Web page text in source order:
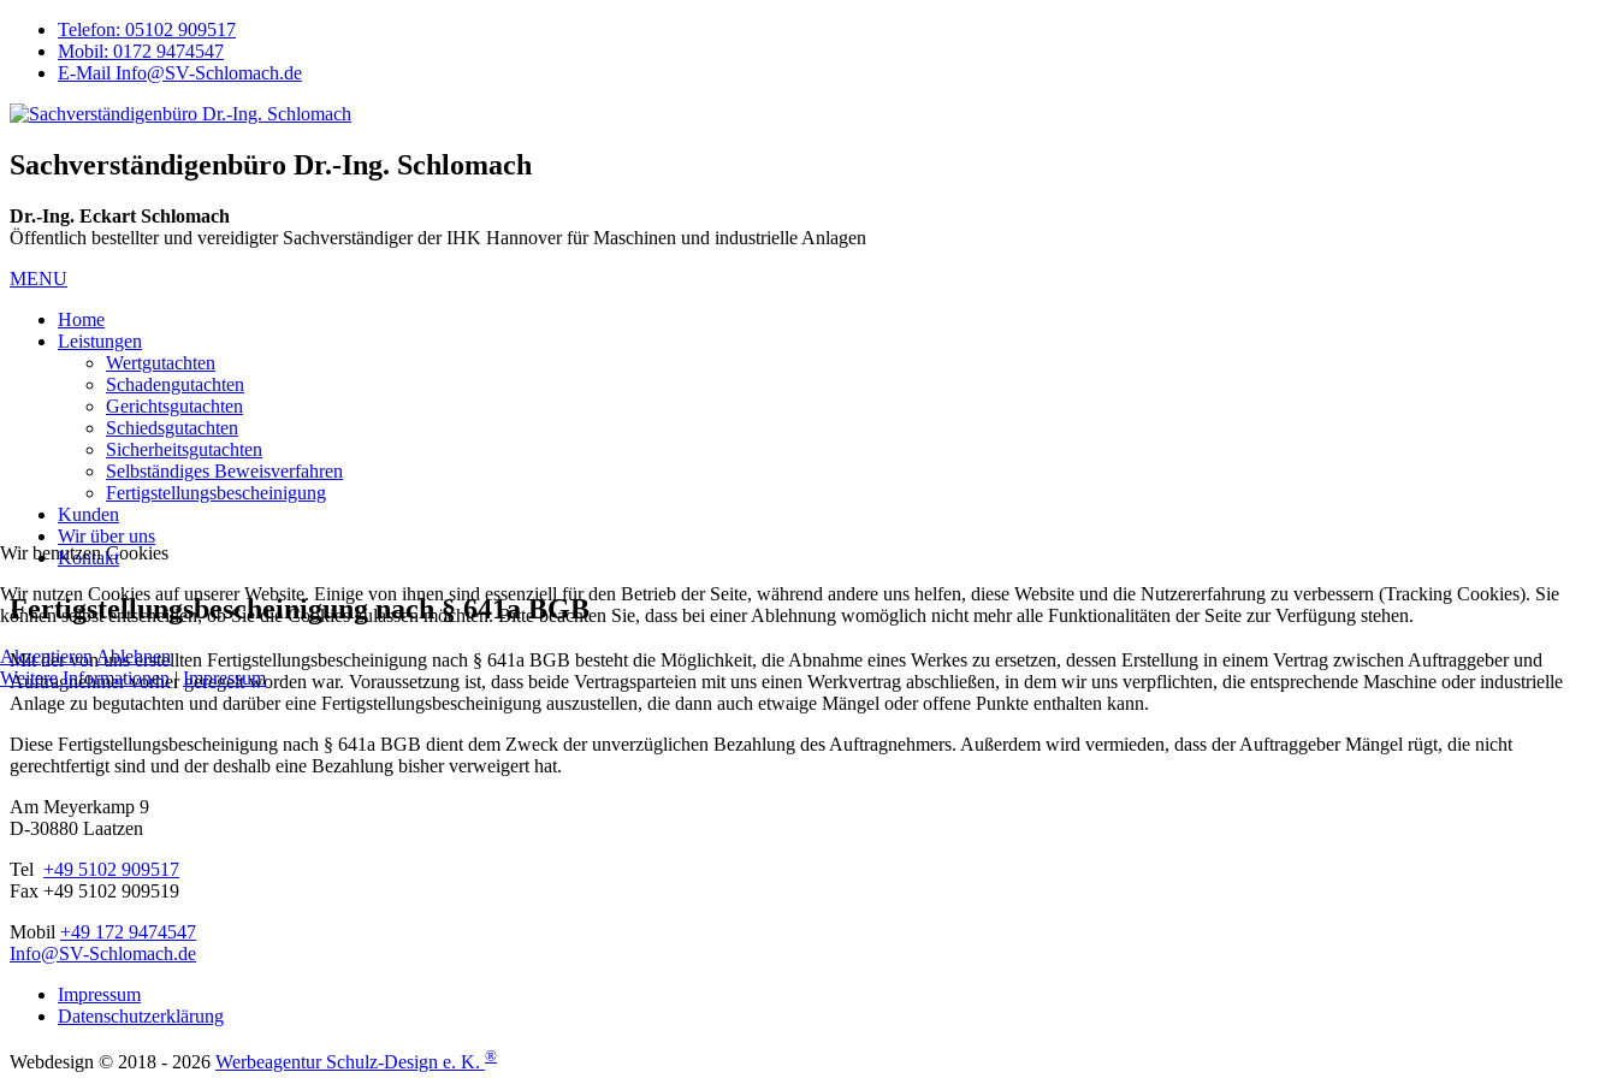
Telefon: 05102 909517
Mobil: 0172 9474547
E-Mail Info@SV-Schlomach.de
Sachverständigenbüro Dr.-Ing. Schlomach
Dr.-Ing. Eckart Schlomach
Öffentlich bestellter und vereidigter Sachverständiger der IHK Hannover für Maschinen und industrielle Anlagen
MENU
Home
Leistungen
Wertgutachten
Schadengutachten
Gerichtsgutachten
Schiedsgutachten
Sicherheitsgutachten
Selbständiges Beweisverfahren
Fertigstellungsbescheinigung
Kunden
Wir über uns
Kontakt
Fertigstellungsbescheinigung nach § 641a BGB
Mit der von uns erstellten Fertigstellungsbescheinigung nach § 641a BGB besteht die Möglichkeit, die Abnahme eines Werkes zu ersetzen, dessen Erstellung in einem Vertrag zwischen Auftraggeber und
Auftragnehmer vorher geregelt worden war. Voraussetzung ist, dass beide Vertragsparteien mit uns einen Werkvertrag abschließen, in dem wir uns verpflichten, die entsprechende Maschine oder industrielle
Anlage zu begutachten und darüber eine Fertigstellungsbescheinigung auszustellen, die dann auch etwaige Mängel oder offene Punkte enthalten kann.
Diese Fertigstellungsbescheinigung nach § 641a BGB dient dem Zweck der unverzüglichen Bezahlung des Auftragnehmers. Außerdem wird vermieden, dass der Auftraggeber Mängel rügt, die nicht
gerechtfertigt sind und der deshalb eine Bezahlung bisher verweigert hat.
Am Meyerkamp 9
D-30880 Laatzen
Tel +49 5102 909517
Fax +49 5102 909519
Mobil +49 172 9474547
Info@SV-Schlomach.de
Impressum
Datenschutzerklärung
Webdesign © 2018 - 2026 Werbeagentur Schulz-Design e. K. ®
Wir benutzen Cookies
Wir nutzen Cookies auf unserer Website. Einige von ihnen sind essenziell für den Betrieb der Seite, während andere uns helfen, diese Website und die Nutzererfahrung zu verbessern (Tracking Cookies). Sie
können selbst entscheiden, ob Sie die Cookies zulassen möchten. Bitte beachten Sie, dass bei einer Ablehnung womöglich nicht mehr alle Funktionalitäten der Seite zur Verfügung stehen.
AkzeptierenAblehnen
Weitere Informationen|Impressum